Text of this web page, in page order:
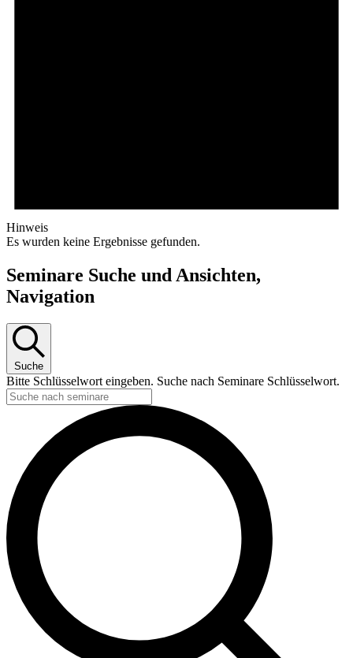
Hinweis
Es wurden keine Ergebnisse gefunden.
Seminare Suche und Ansichten,
Navigation
Suche
Bitte Schlüsselwort eingeben. Suche nach Seminare Schlüsselwort.